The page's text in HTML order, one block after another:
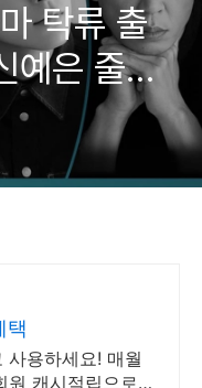
탁류 출
예은 줄거
택
사용하세요! 매월
원 캐시적립으로